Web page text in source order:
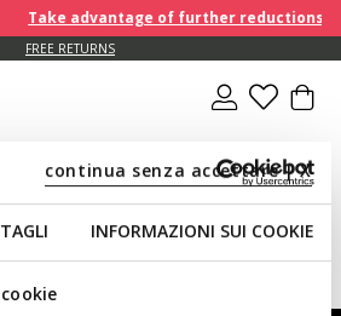
INFORMAZIONI SUI COOKIE
continua senza accettare | X
Take advantage of further reductions
FREE RETURNS
Barefoot